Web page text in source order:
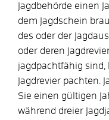
Jagdbehörde einen
dem Jagdschein
des oder der
oder deren
jagdpachtfähig sind,
Jagdrevier pachten.
Sie einen gültigen
während dreier